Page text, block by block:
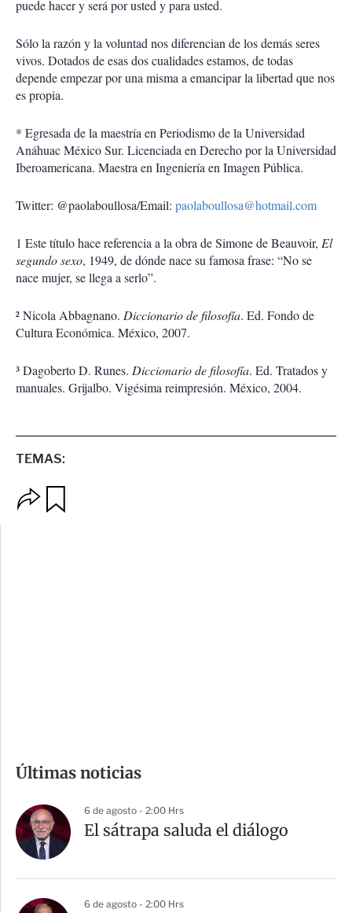
puede hacer y será por usted y para usted.
Sólo la razón y la voluntad nos diferencian de los demás seres
vivos. Dotados de esas dos cualidades estamos, de todas
depende empezar por una misma a emancipar la libertad que nos
es propia.
* Egresada de la maestría en Periodismo de la Universidad
Anáhuac México Sur. Licenciada en Derecho por la Universidad
Iberoamericana. Maestra en Ingeniería en Imagen Pública.
Twitter: @paolaboullosa/Email: paolaboullosa@hotmail.com
1 Este título hace referencia a la obra de Simone de Beauvoir, El
segundo sexo, 1949, de dónde nace su famosa frase: “No se
nace mujer, se llega a serlo”.
² Nicola Abbagnano. Diccionario de filosofía. Ed. Fondo de
Cultura Económica. México, 2007.
³ Dagoberto D. Runes. Diccionario de filosofía. Ed. Tratados y
manuales. Grijalbo. Vigésima reimpresión. México, 2004.
TEMAS:
p
p
a
r
t
Últimas noticias
6 de agosto - 2:00 Hrs
El sátrapa saluda el diálogo
6 de agosto - 2:00 Hrs